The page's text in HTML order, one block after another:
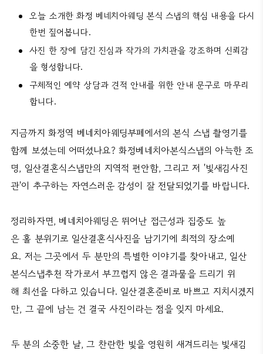
오늘 소개한 화정 베네치아웨딩 본식 스냅의 핵심 내용을 다시
한번 짚어봅니다.
사진 한 장에 담긴 진심과 작가의 가치관을 강조하며 신뢰감
을 형성합니다.
구체적인 예약 상담과 견적 안내를 위한 안내 문구로 마무리
합니다.
지금까지 화정역 베네치아웨딩부페에서의 본식 스냅 촬영기를
함께 보셨는데 어떠셨나요? 화정베네치아본식스냅의 아늑한 조
명, 일산결혼식스냅만의 지역적 편안함, 그리고 저 '빛새김사진
관'이 추구하는 자연스러운 감성이 잘 전달되었기를 바랍니다.
정리하자면, 베네치아웨딩은 뛰어난 접근성과 집중도 높
은 홀 분위기로 일산결혼식사진을 남기기에 최적의 장소예
요. 저는 그곳에서 두 분만의 특별한 이야기를 찾아내고, 일산
본식스냅추천 작가로서 부끄럽지 않은 결과물을 드리기 위
해 최선을 다하고 있습니다. 일산결혼준비로 바쁘고 지치시겠지
만, 그 끝에 남는 건 결국 사진이라는 점을 잊지 마세요.
두 분의 소중한 날, 그 찬란한 빛을 영원히 새겨드리는 빛새김